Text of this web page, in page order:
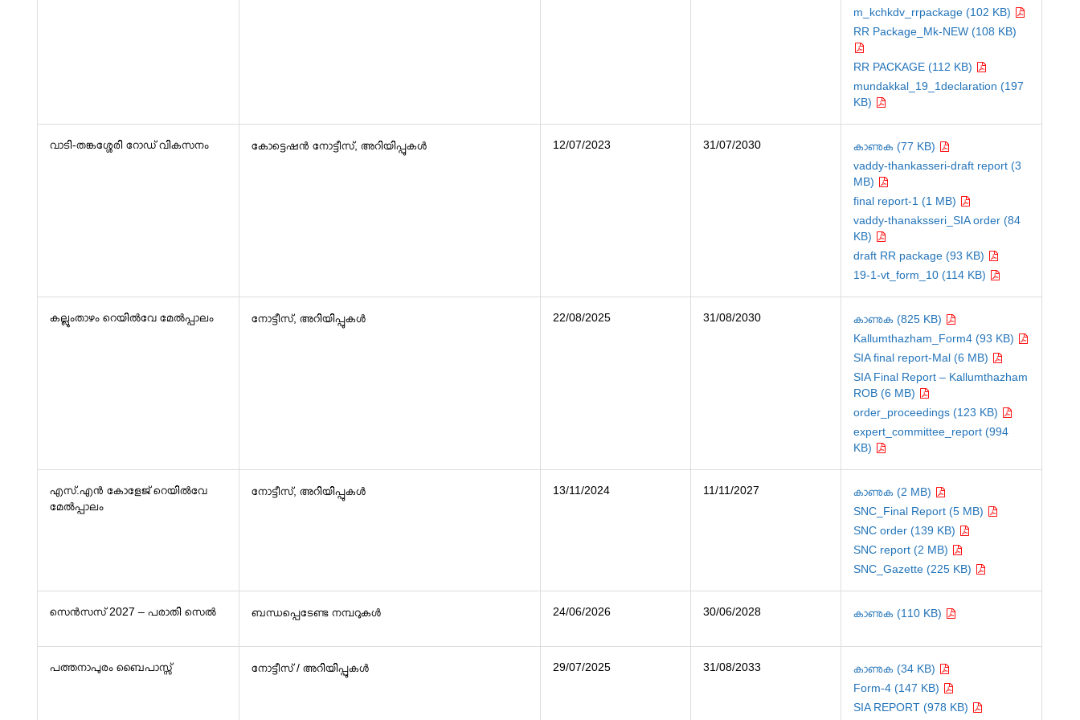
m_kchkdv_rrpackage (102 KB)
RR Package_Mk-NEW (108 KB)
RR PACKAGE (112 KB)
mundakkal_19_1declaration (197
KB)
വാടി-തങ്കശ്ശേരി റോഡ് വികസനം കോട്ടെഷൻ നോട്ടീസ്, അറിയിപ്പുകൾ 12/07/2023 31/07/2030
കാണുക (77 KB)
vaddy-thankasseri-draft report (3
MB)
final report-1 (1 MB)
vaddy-thanaksseri_SIA order (84
KB)
draft RR package (93 KB)
19-1-vt_form_10 (114 KB)
കല്ലുംതാഴം റെയിൽവേ മേൽപ്പാലം നോട്ടീസ്, അറിയിപ്പുകൾ 22/08/2025 31/08/2030
കാണുക (825 KB)
Kallumthazham_Form4 (93 KB)
SIA final report-Mal (6 MB)
SIA Final Report – Kallumthazham
ROB (6 MB)
order_proceedings (123 KB)
expert_committee_report (994
KB)
എസ്.എൻ കോളേജ് റെയിൽവേ
മേൽപ്പാലം
നോട്ടീസ്, അറിയിപ്പുകൾ 13/11/2024 11/11/2027
കാണുക (2 MB)
SNC_Final Report (5 MB)
SNC order (139 KB)
SNC report (2 MB)
SNC_Gazette (225 KB)
സെൻസസ് 2027 – പരാതി സെൽ ബന്ധപ്പെടേണ്ട നമ്പറുകൾ 24/06/2026 30/06/2028 കാണുക (110 KB)
പത്തനാപുരം ബൈപാസ്സ് നോട്ടീസ് / അറിയിപ്പുകൾ 29/07/2025 31/08/2033
കാണുക (34 KB)
Form-4 (147 KB)
SIA REPORT (978 KB)